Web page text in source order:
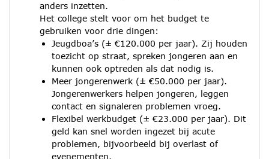
anders inzetten.
Het college stelt voor om het budget te
gebruiken voor drie dingen:
Jeugdboa’s (± €120.000 per jaar). Zij houden
toezicht op straat, spreken jongeren aan en
kunnen ook optreden als dat nodig is.
Meer jongerenwerk (± €50.000 per jaar).
Jongerenwerkers helpen jongeren, leggen
contact en signaleren problemen vroeg.
Flexibel werkbudget (± €23.000 per jaar). Dit
geld kan snel worden ingezet bij acute
problemen, bijvoorbeeld bij overlast of
evenementen.